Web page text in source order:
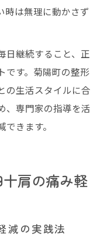
時は無理に動かさず
日継続すること、正
です。菊陽町の整形
の生活スタイルに合
、専門家の指導を活
きます。
肩の痛み軽
減の実践法